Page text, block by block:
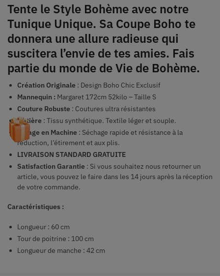
Tente le Style Bohème avec notre
Tunique Unique. Sa Coupe Boho te
donnera une allure radieuse qui
suscitera l’envie de tes amies. Fais
partie du monde de Vie de Bohème.
Création Originale : Design Boho Chic Exclusif
Mannequin : Margaret 172cm 52kilo – Taille S
Couture Robuste : Coutures ultra résistantes
Matière : Tissu synthétique. Textile léger et souple.
Lavage en Machine : Séchage rapide et résistance à la
réduction, l’étirement et aux plis.
LIVRAISON STANDARD GRATUITE
Satisfaction Garantie : Si vous souhaitez nous retourner un
article, vous pouvez le faire dans les 14 jours après la réception
de votre commande.
Caractéristiques :
Longueur : 60cm
Tour de poitrine : 100 cm
Longueur de manche : 42cm